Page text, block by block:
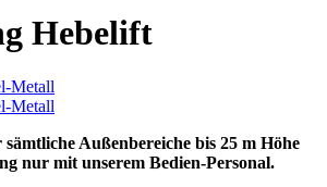
Hebelift
Außenbereiche bis 25 m Höhe
nur mit unserem Bedien-Personal.